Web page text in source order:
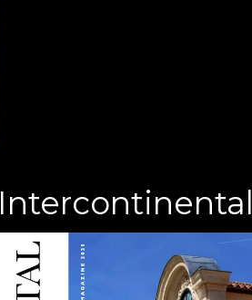
Intercontinental